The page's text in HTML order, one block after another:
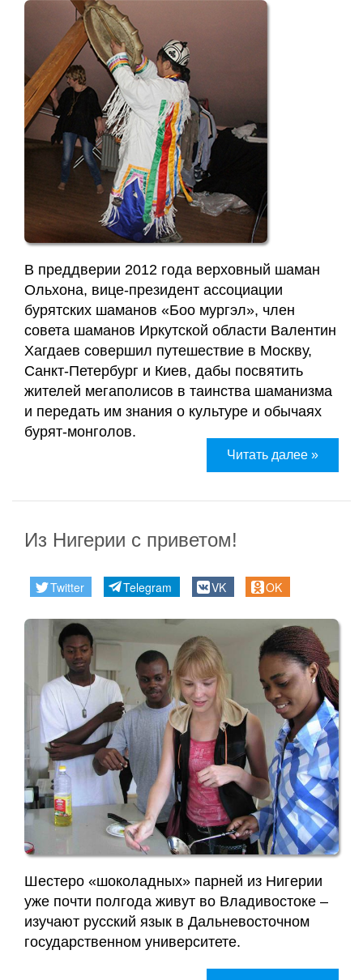
В преддверии 2012 года верховный шаман
Ольхона, вице-президент ассоциации
бурятских шаманов «Боо мургэл», член
совета шаманов Иркутской области Валентин
Хагдаев совершил путешествие в Москву,
Санкт-Петербург и Киев, дабы посвятить
жителей мегаполисов в таинства шаманизма
и передать им знания о культуре и обычаях
бурят-монголов.
Читать далее »
Из Нигерии с приветом!
Twitter Telegram VK OK
Шестеро «шоколадных» парней из Нигерии
уже почти полгода живут во Владивостоке –
изучают русский язык в Дальневосточном
государственном университете.